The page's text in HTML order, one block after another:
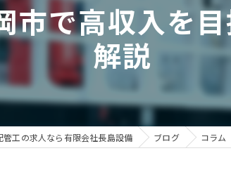
市で高収入を
解説
管工の求人なら有限会社長島設備 ブログ コラム